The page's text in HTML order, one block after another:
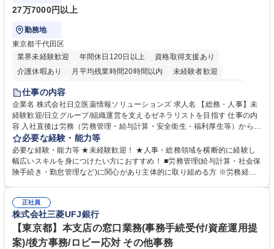
27万7000円以上
勤務地
東京都千代田区
業界未経験歓迎
年間休日120日以上
資格取得支援あり
介護休暇あり
月平均残業時間20時間以内
未経験者歓迎
住宅手当あり
育休あり
完全週休2日制 交通費支給 土日祝休み 寮・社宅あり
仕事の内容
企業名 株式会社日立医薬情報ソリューションズ 求人名 【総務・人事】未
経験歓迎/日立グループ/組織運営を支えるゼネラリストを目指す 仕事の内
容 入社直後は労務（労務管理・給与計算・安全衛生・福利厚生等）からお
任せいたします。将来は総務・採用・教育業務へ守備範囲を広げ、組織運
営を支えるゼネラリストをめざせます。 ・初期業務：労働時間管理、給与
計算、社会保険対応、福利厚生管理、安全衛生、健康経営推進等をお任せ
します。ご経験に応じて、休職者管理など、幅広く経験を積んでいただき
幅広く経験を積みたい意欲がある方に最適な環境です。 募集職種 【総
務・人事】未経験歓迎/日立グループ/組織運営を支えるゼネラリストを目
指す
必要な経験・能力等
必要な経験・能力等 ★未経験歓迎！ ★人事・総務領域を横断的に経験し
幅広いスキルを身につけたい方におすすめ！ ■労務管理(給与計算・社会保
険手続き・勤怠管理など)に関心があり主体的に取り組める方 ※労務経験
のご経験 ■労務管理（給与計算・社会保険手続き・勤怠管理など）の経験
■衛生管理者の資格をお持ちの方 学歴・資格 学歴：大学院 大学 高専 短大
専修学校 高校 語学力： 資格：
正社員
株式会社三菱UFJ銀行
【東京都】本支店の窓口業務(事務手続受付/資産運用提
案)/後方事務/ロビー応対 その他事務